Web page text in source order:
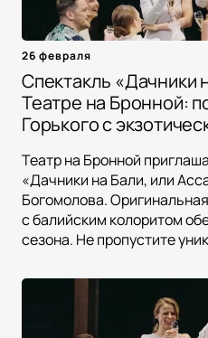
26 февраля
Спектакль «Дачники
Театре на Бронной:
Горького с
Театр на Бронной
«Дачники на Бали, или
Богомолова.
с балийским колоритом
сезона. Не пропустите